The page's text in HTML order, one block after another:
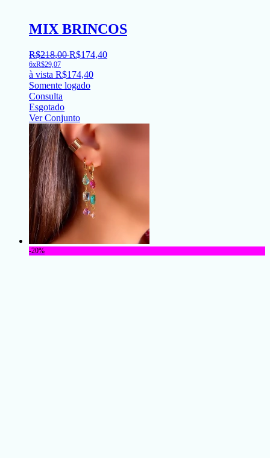
MIX BRINCOS
R$218,00 R$174,40
6xR$29,07
à vista R$174,40
Somente logado
Consulta
Esgotado
Ver Conjunto
-20%